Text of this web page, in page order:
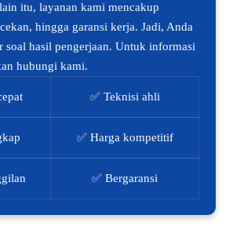
itu, layanan kami mencakup
hingga garansi kerja. Jadi, Anda
soal hasil pengerjaan. Untuk informasi
hubungi kami.
✅ Teknisi ahli
✅ Harga kompetitif
✅ Bergaransi